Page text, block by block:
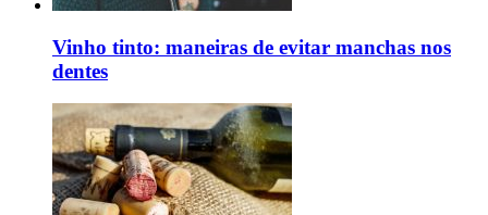
Vinho tinto: maneiras de evitar manchas nos
dentes